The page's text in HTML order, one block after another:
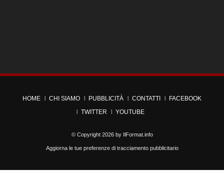
HOME CHI SIAMO PUBBLICITÀ CONTATTI
FACEBOOK
TWITTER
YOUTUBE
© Copyright 2026 by IlFormat.info
Aggiorna le tue preferenze di tracciamento pubblicitario